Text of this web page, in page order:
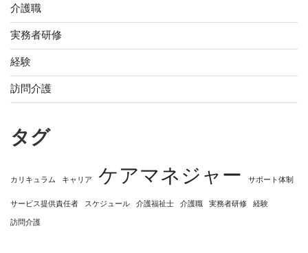
介護職
実務者研修
経験
訪問介護
タグ
カリキュラム キャリア ケアマネジャー サポート体制
サービス提供責任者 スケジュール 介護福祉士 介護職 実務者研修 経験
訪問介護